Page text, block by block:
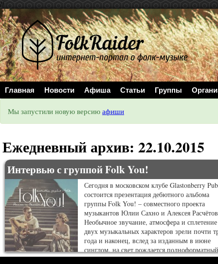
//
Главная Новости Афиша Статьи Группы
Мы запустили новую версию афиши
Ежедневный архив: 22.10.2015
Интервью с группой Folk You!
Сегодня в московском клубе Glastonberry Pub
состоится презентация дебютного альбома
группы Folk You! – совместного проекта
музыкантов Юлии Сахно и Алексея
Необычное звучание, атмосфера и сплетение
двух музыкальных характеров зрели почти
года и наконец, вслед за изданным в июне
синглом, на свет рождается полноформатный
альбом. Мы расспросили музыкантов об их